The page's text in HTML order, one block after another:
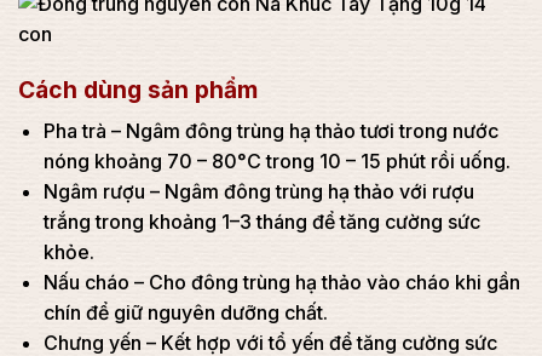
Cách dùng sản phẩm
Pha trà – Ngâm đông trùng hạ thảo tươi trong nước
nóng khoảng 70 – 80°C trong 10 – 15 phút rồi uống.
Ngâm rượu – Ngâm đông trùng hạ thảo với rượu
trắng trong khoảng 1–3 tháng để tăng cường sức
khỏe.
Nấu cháo – Cho đông trùng hạ thảo vào cháo khi gần
chín để giữ nguyên dưỡng chất.
Chưng yến – Kết hợp với tổ yến để tăng cường sức